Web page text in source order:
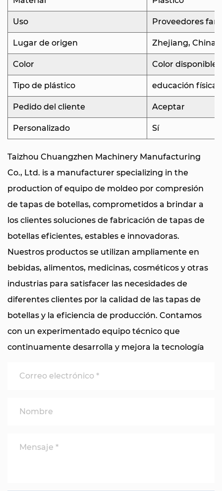
Uso Proveedores
Lugar de origen Zhejiang, China
Color Color disponible
Tipo de plástico educación física
Pedido del cliente Aceptar
Personalizado Sí
Taizhou Chuangzhen Machinery Manufacturing
Co., Ltd. is a manufacturer specializing in the
production of equipo de moldeo por compresión
de tapas de botellas, comprometidos a brindar a
los clientes soluciones de fabricación de tapas de
botellas eficientes, estables e innovadoras.
Nuestros productos se utilizan ampliamente en
bebidas, alimentos, medicinas, cosméticos y otras
industrias para satisfacer las necesidades de
diferentes clientes por la calidad de las tapas de
botellas y la eficiencia de producción. Contamos
con un experimentado equipo técnico que
continuamente desarrolla y mejora la tecnología
nuestro equipo esté en la posición avanzada en el
confiabilidad. Nuestro equipo adopta sistemas de
costos de mantenimiento y puede mejorar en gran